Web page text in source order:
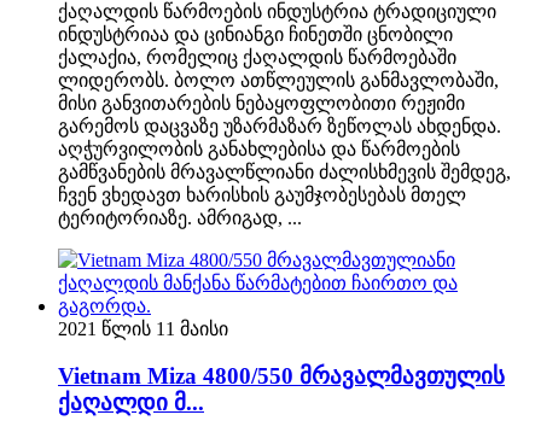
ქაღალდის წარმოების ინდუსტრია ტრადიციული
ინდუსტრიაა და ცინიანგი ჩინეთში ცნობილი
ქალაქია, რომელიც ქაღალდის წარმოებაში
ლიდერობს. ბოლო ათწლეულის განმავლობაში,
მისი განვითარების ნებაყოფლობითი რეჟიმი
გარემოს დაცვაზე უზარმაზარ ზეწოლას ახდენდა.
აღჭურვილობის განახლებისა და წარმოების
გამწვანების მრავალწლიანი ძალისხმევის შემდეგ,
ჩვენ ვხედავთ ხარისხის გაუმჯობესებას მთელ
ტერიტორიაზე. ამრიგად, ...
2021 წლის 11 მაისი
Vietnam Miza 4800/550 მრავალმავთულის
ქაღალდი მ...